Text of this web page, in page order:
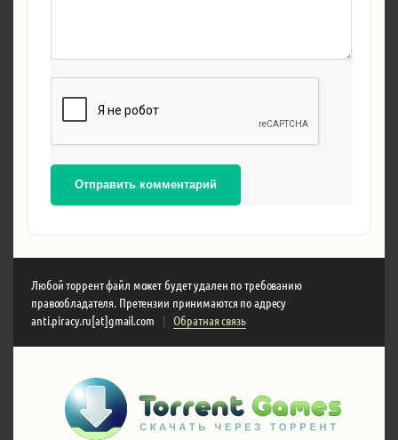
Отправить комментарий
Любой торрент файл может будет удален по требованию
правообладателя. Претензии принимаются по адресу
anti.piracy.ru[at]gmail.com
| Обратная связь